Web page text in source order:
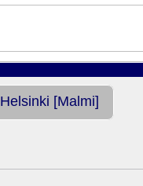
Helsinki [Malmi]